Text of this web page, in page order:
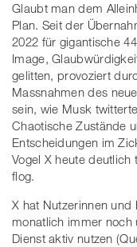
Glaubt man dem
Plan. Seit der
2022 für gigantische
Image,
gelitten, provoziert
Massnahmen des
sein, wie Musk
Chaotische Zustände
Entscheidungen im
Vogel X heute deutlich
flog.
X hat Nutzerinnen
monatlich immer
Dienst aktiv nutzen